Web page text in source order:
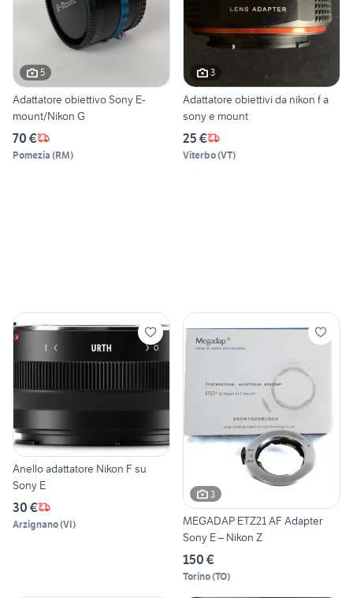
5
Adattatore obiettivo Sony E-
mount/Nikon G
70 €
Pomezia (RM)
3
Adattatore obiettivi da nikon f a
sony e mount
25 €
Viterbo(VT)
Anello adattatore Nikon F su
Sony E
30 €
Arzignano(VI)
3
MEGADAP ETZ21 AF Adapter
Sony E – Nikon Z
150 €
Torino(TO)